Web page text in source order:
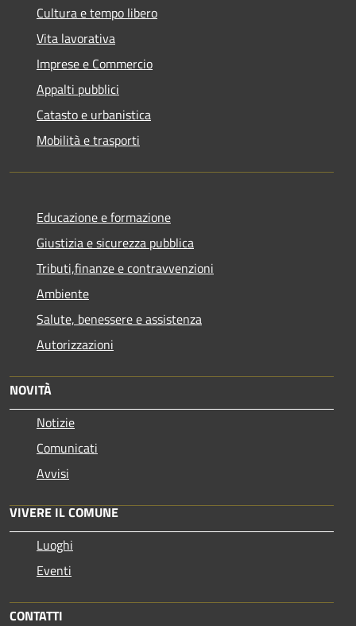
Cultura e tempo libero
Vita lavorativa
Imprese e Commercio
Appalti pubblici
Catasto e urbanistica
Mobilità e trasporti
Educazione e formazione
Giustizia e sicurezza pubblica
Tributi,finanze e contravvenzioni
Ambiente
Salute, benessere e assistenza
Autorizzazioni
NOVITÀ
Notizie
Comunicati
Avvisi
VIVERE IL COMUNE
Luoghi
Eventi
CONTATTI